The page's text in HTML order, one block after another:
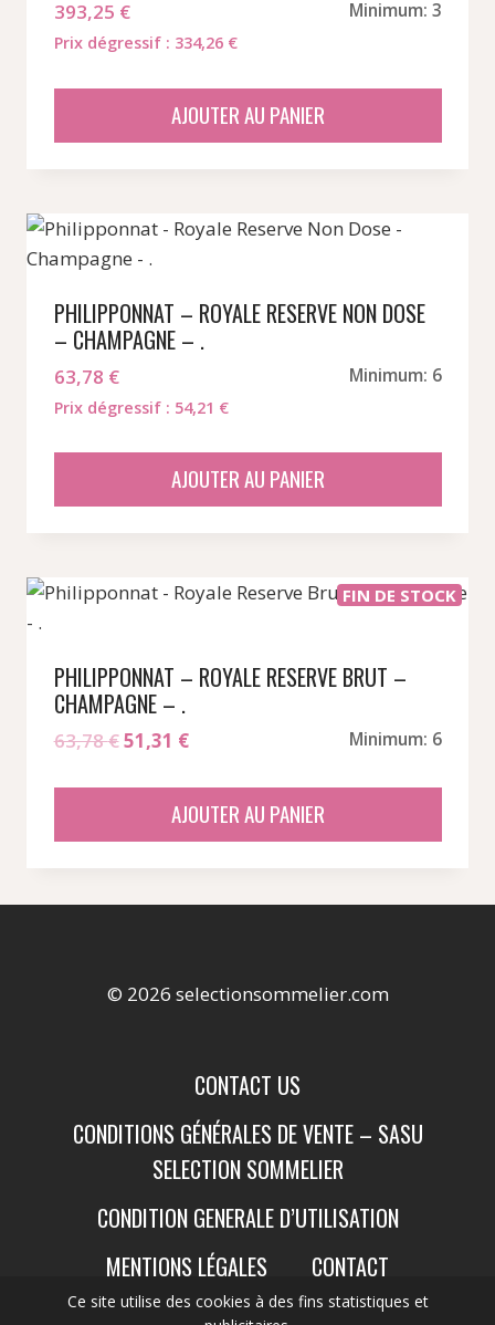
Ce site utilise des cookies à des fins statistiques et
393,25 € Minimum: 3
Prix dégressif : 334,26 €
AJOUTER AU PANIER
PHILIPPONNAT – ROYALE RESERVE NON DOSE
– CHAMPAGNE – .
63,78 € Minimum: 6
Prix dégressif : 54,21 €
AJOUTER AU PANIER
FIN DE STOCK
PHILIPPONNAT – ROYALE RESERVE BRUT –
CHAMPAGNE – .
63,78€Le
était :
51,31 €Le
est :
Minimum: 6
AJOUTER AU PANIER
© 2026 selectionsommelier.com
CONTACT US
CONDITIONS GÉNÉRALES DE VENTE – SASU
SELECTION SOMMELIER
CONDITION GENERALE D’UTILISATION
MENTIONS LÉGALES
CONTACT